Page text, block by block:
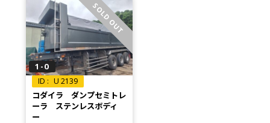
SOLD OUT
1-0
U 2139
コダイラ ダンプセミトレ
ーラ ステンレスボディ
ー